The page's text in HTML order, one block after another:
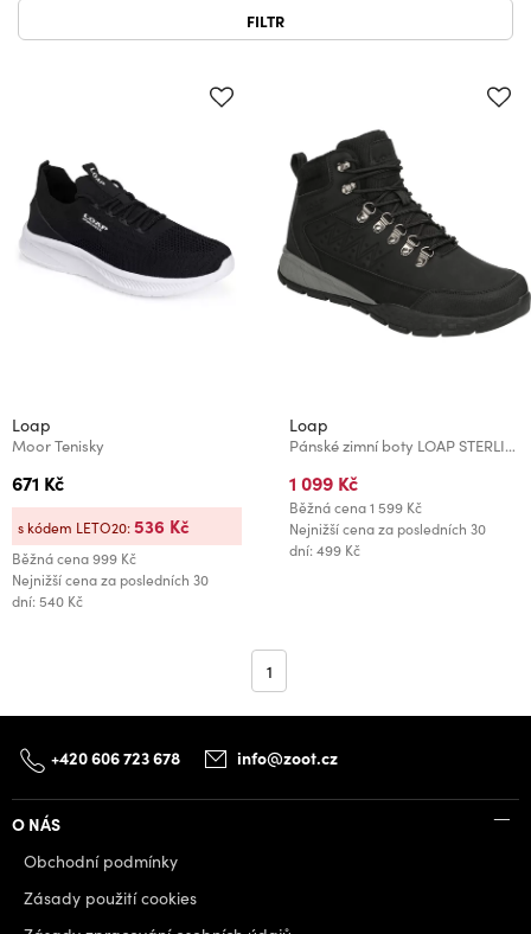
FILTR
Loap
Moor Tenisky
671 Kč
Běžná cena999 Kč
Nejnižší cena za posledních 30
dní: 540 Kč
s kódem LETO20:536 Kč
Loap
Pánské zimní boty LOAP STERLING Černá/Šedá
1 099 Kč
Běžná cena1 599 Kč
Nejnižší cena za posledních 30
dní: 499 Kč
1
+420 606 723 678 info@zoot.cz
O NÁS
Obchodní podmínky
Zásady použití cookies